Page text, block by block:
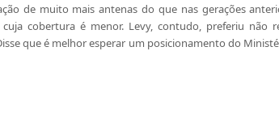
de muito mais antenas do que nas gerações
cobertura é menor. Levy, contudo, preferiu não
que é melhor esperar um posicionamento do